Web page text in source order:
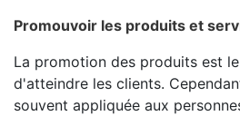
Promouvoir les produits et
La promotion des produits est
d'atteindre les clients.
souvent appliquée aux